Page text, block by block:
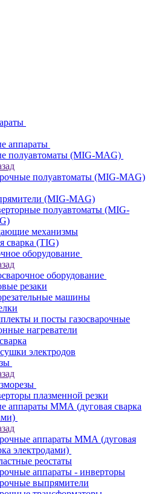
аппараты
полуавтоматы (MIG-MAG)
полуавтоматы (MIG-MAG)
(MIG-MAG)
полуавтоматы (MIG-
механизмы
сварка (TIG)
оборудование
оборудование
резаки
машины
и посты газосварочные
нагреватели
электродов
плазменной резки
аппараты ММА (дуговая сварка
аппараты ММА (дуговая
электродами)
реостаты
аппараты - инверторы
выпрямители